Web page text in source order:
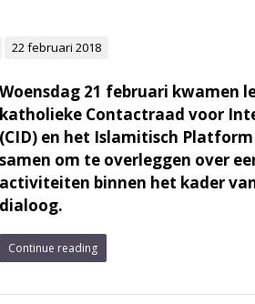
22 februari 2018
Woensdag 21 februari kwamen
katholieke Contactraad voor
(CID) en het Islamitisch
samen om te overleggen over
activiteiten binnen het kader
dialoog.
Continue reading